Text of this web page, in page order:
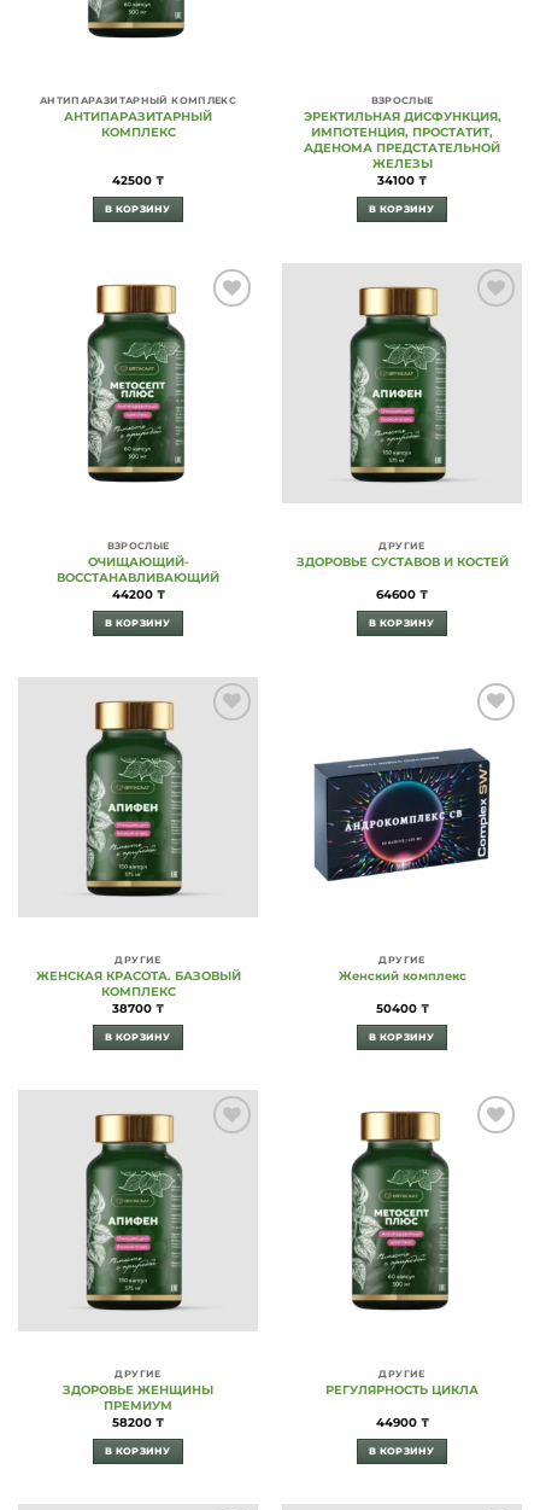
АНТИПАРАЗИТАРНЫЙ КОМПЛЕКС
АНТИПАРАЗИТАРНЫЙ
КОМПЛЕКС
42500 ₸
В КОРЗИНУ
ВЗРОСЛЫЕ
ЭРЕКТИЛЬНАЯ ДИСФУНКЦИЯ,
ИМПОТЕНЦИЯ, ПРОСТАТИТ,
АДЕНОМА ПРЕДСТАТЕЛЬНОЙ
ЖЕЛЕЗЫ
34100 ₸
В КОРЗИНУ
Wishlist
ВЗРОСЛЫЕ
ОЧИЩАЮЩИЙ-
ВОССТАНАВЛИВАЮЩИЙ
44200 ₸
В КОРЗИНУ
ДРУГИЕ
ЗДОРОВЬЕ СУСТАВОВ И КОСТЕЙ
64600 ₸
В КОРЗИНУ
ДРУГИЕ
ЖЕНСКАЯ КРАСОТА. БАЗОВЫЙ
КОМПЛЕКС
38700 ₸
В КОРЗИНУ
Wishlist
ДРУГИЕ
Женский комплекс
50400 ₸
В КОРЗИНУ
ДРУГИЕ
ЗДОРОВЬЕ ЖЕНЩИНЫ
ПРЕМИУМ
58200 ₸
В КОРЗИНУ
Wishlist
ДРУГИЕ
РЕГУЛЯРНОСТЬ ЦИКЛА
44900 ₸
В КОРЗИНУ